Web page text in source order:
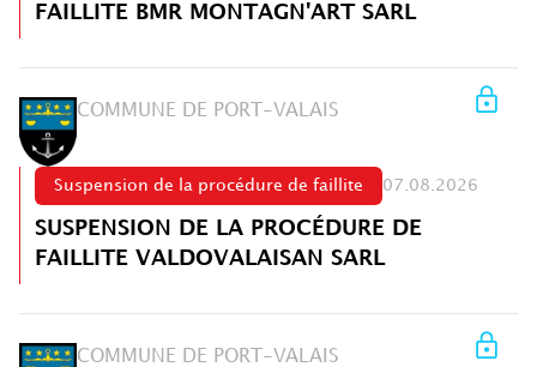
FAILLITE BMR MONTAGN'ART SARL
COMMUNE DE PORT-VALAIS
Suspension de la procédure de faillite 07.08.2026
SUSPENSION DE LA PROCÉDURE DE
FAILLITE VALDOVALAISAN SARL
COMMUNE DE PORT-VALAIS